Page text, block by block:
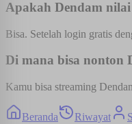
Apakah Dendam
Bisa. Setelah login gratis
Di mana bisa nonton
Kamu bisa streaming
Beranda Riwayat